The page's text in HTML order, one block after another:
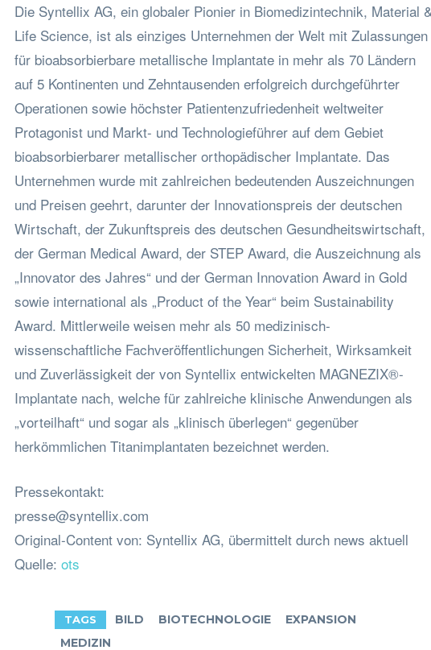
Die Syntellix AG, ein globaler Pionier in Biomedizintechnik, Material
Life Science, ist als einziges Unternehmen der Welt mit Zulassungen
für bioabsorbierbare metallische Implantate in mehr als 70 Ländern
auf 5 Kontinenten und Zehntausenden erfolgreich durchgeführter
Operationen sowie höchster Patientenzufriedenheit weltweiter
Protagonist und Markt- und Technologieführer auf dem Gebiet
bioabsorbierbarer metallischer orthopädischer Implantate. Das
Unternehmen wurde mit zahlreichen bedeutenden Auszeichnungen
und Preisen geehrt, darunter der Innovationspreis der deutschen
Wirtschaft, der Zukunftspreis des deutschen Gesundheitswirtschaft,
der German Medical Award, der STEP Award, die Auszeichnung als
„Innovator des Jahres“ und der German Innovation Award in Gold
sowie international als „Product of the Year“ beim Sustainability
Award. Mittlerweile weisen mehr als 50 medizinisch-
wissenschaftliche Fachveröffentlichungen Sicherheit, Wirksamkeit
und Zuverlässigkeit der von Syntellix entwickelten MAGNEZIX®-
Implantate nach, welche für zahlreiche klinische Anwendungen als
„vorteilhaft“ und sogar als „klinisch überlegen“ gegenüber
herkömmlichen Titanimplantaten bezeichnet werden.
Pressekontakt:
presse@syntellix.com
Original-Content von: Syntellix AG, übermittelt durch news aktuell
Quelle: ots
TAGS BILD BIOTECHNOLOGIE
EXPANSION
MEDIZIN